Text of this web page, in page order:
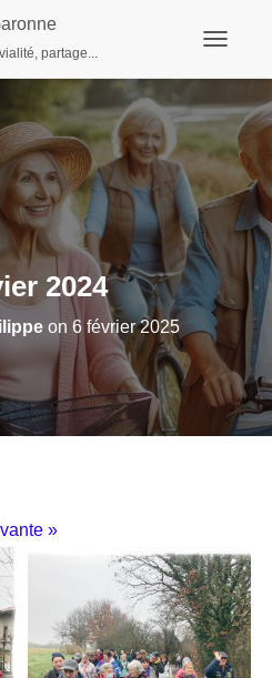
partage...
2024
on 6 février 2025
»